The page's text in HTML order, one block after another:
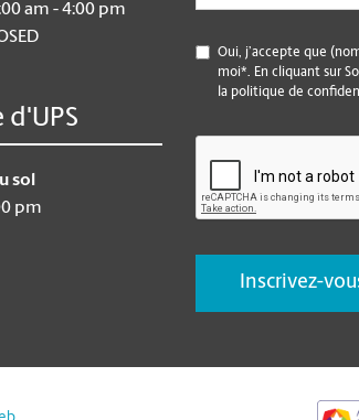
am - 4:00 pm
d'UPS
sol
pm
* Oui, j’accepte que
moi*. En cliquant sur
la politique de